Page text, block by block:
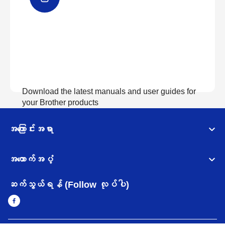
Download the latest manuals and user guides for
your Brother products
အကြောင်းအရာ
အထောက်အပံ့
ဆက်သွယ်ရန် (Follow လုပ်ပါ)